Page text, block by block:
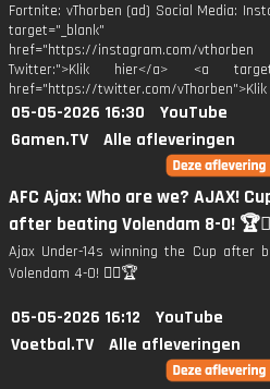
Fortnite: vThorben (ad) Social Media:
target="_blank"
href="https://instagram.com/vthorben
Twitter:">Klik hier</a> <a
href="https://twitter.com/
05-05-2026 16:30
YouTube
Gamen.TV
Alle afleveringen
AFC Ajax: Who are we? AJAX!
after beating Volendam 8-0!
Ajax Under-14s winning the Cup after
Volendam 4-0! ❤️‍🔥🏆
05-05-2026 16:12
YouTube
Voetbal.TV
Alle afleveringen